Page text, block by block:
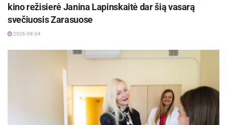
kino režisierė Janina Lapinskaitė dar šią vasarą
svečiuosis Zarasuose
2026-08-04